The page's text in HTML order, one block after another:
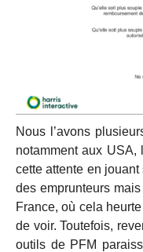
Nous l’avons
notamment aux USA,
cette attente en
des emprunteurs
France, où cela
de voir. Toutefois,
outils de PFM